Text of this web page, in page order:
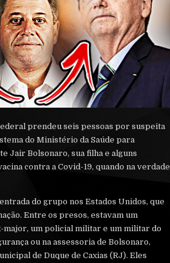
prendeu seis pessoas por suspeita
do Ministério da Saúde para
Jair Bolsonaro, sua filha e alguns
contra a Covid-19, quando na verdade
do grupo nos Estados Unidos, que
Entre os presos, estavam um
major, um policial militar e um militar do
ou na assessoria de Bolsonaro,
de Duque de Caxias (RJ). Eles